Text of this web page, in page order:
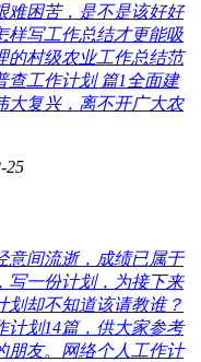
难困苦，是不是该好好
样写工作总结才更能吸
的村级农业工作总结范
查工作计划 篇1全面建
大复兴，离不开广大农
25
意间流逝，成绩已属于
写一份计划，为接下来
划却不知道该请教谁？
计划14篇，供大家参考
朋友。网络个人工作计